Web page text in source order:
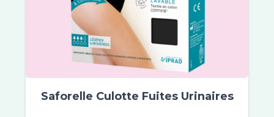
XeraCalm
Bepanthen
Atoderm
Cicabio
Bayer
CicaManuka
Saforelle Culotte Fuites Urinaires